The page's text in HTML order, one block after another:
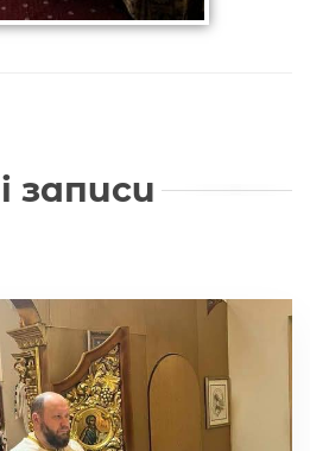
записи